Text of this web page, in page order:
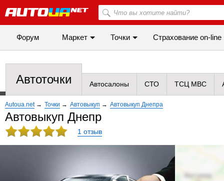
Форум Маркет Точки Cтрахование on-line
Автоточки Автосалоны СТО ТСЦ МВС
Autoua.net → Точки → Автовыкуп → Автовыкуп Днепра
Автовыкуп Днепр
1 отзыв